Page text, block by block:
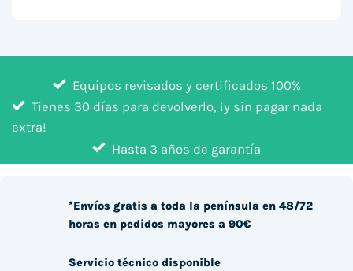
Equipos revisados y certificados 100%
Tienes 30 días para devolverlo, ¡y sin pagar nada
extra!
Hasta 3 años de garantía
*Envíos gratis a toda la península en 48/72
horas en pedidos mayores a 90€
Servicio técnico disponible